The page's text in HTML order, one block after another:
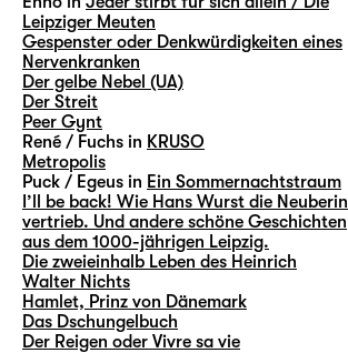
Leipziger Meuten
Gespenster oder Denkwürdigkeiten eines
Nervenkranken
Der gelbe Nebel (UA)
Der Streit
Peer Gynt
René / Fuchs in KRUSO
Metropolis
Puck / Egeus in Ein Sommernachtstraum
I’ll be back! Wie Hans Wurst die Neuberin
vertrieb. Und andere schöne Geschichten
aus dem 1000-jährigen Leipzig.
Die zweieinhalb Leben des Heinrich
Walter Nichts
Hamlet, Prinz von Dänemark
Das Dschungelbuch
Der Reigen oder Vivre sa vie